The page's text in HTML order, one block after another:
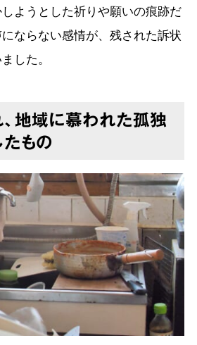
ようとした祈りや願いの痕跡だ
ならない感情が、残された訴状
した。
地域に慕われた孤独
もの